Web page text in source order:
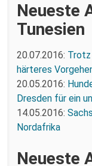
Neueste
Tunesien
20.07.2016:
härteres
20.05.2016:
Dresden für ein
14.05.2016:
Nordafrika
Neueste